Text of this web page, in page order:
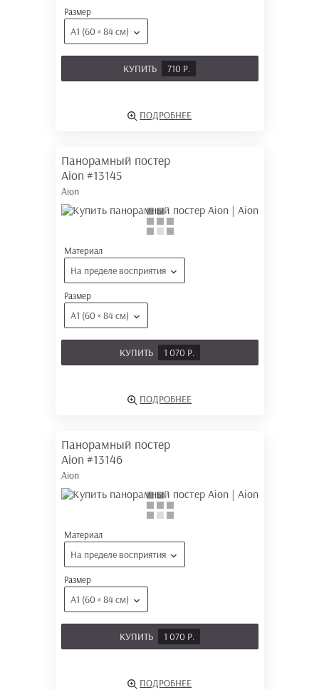
Размер
А1 (60 × 84 см)
КУПИТЬ 710 Р.
ПОДРОБНЕЕ
Панорамный постер
Aion #13145
Aion
Материал
На пределе восприятия
Размер
А1 (60 × 84 см)
КУПИТЬ 1 070 Р.
ПОДРОБНЕЕ
Панорамный постер
Aion #13146
Aion
Материал
На пределе восприятия
Размер
А1 (60 × 84 см)
КУПИТЬ 1 070 Р.
ПОДРОБНЕЕ